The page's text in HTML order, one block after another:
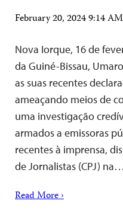
February 20, 2024 9:14
Nova Iorque, 16 de
da Guiné-Bissau,
as suas recentes
ameaçando meios de
uma investigação
armados a emissoras
recentes à imprensa,
de Jornalistas (CPJ) na…
Read More ›